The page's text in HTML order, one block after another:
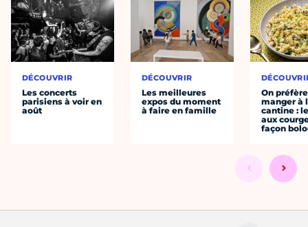
DÉCOUVRIR
Les concerts
parisiens à voir en
août
DÉCOUVRIR
Les meilleures
expos du moment
à faire en famille
On préfère
manger à
cantine :
aux
façon